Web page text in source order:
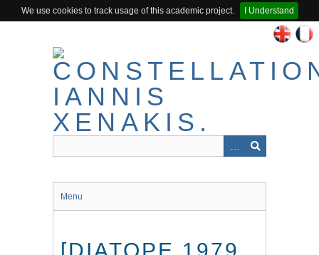
We use cookies to track usage of this academic project.
I Understand
Menu